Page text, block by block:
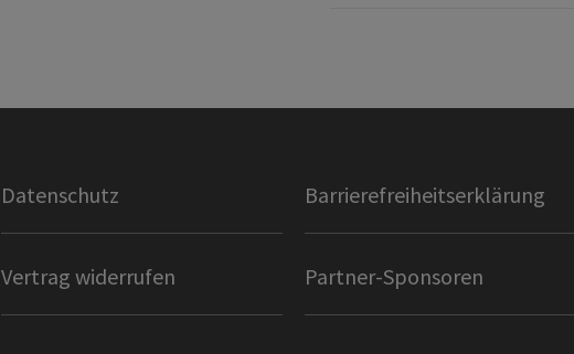
Datenschutz Barrierefreiheitserklärung
Vertrag widerrufen Partner-Sponsoren